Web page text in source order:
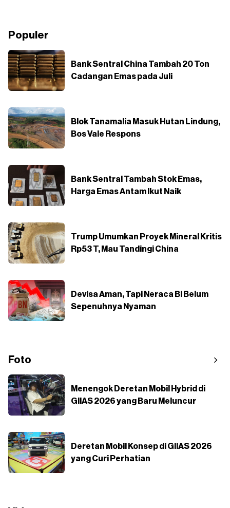
Populer
Bank Sentral China Tambah 20 Ton
Cadangan Emas pada Juli
Blok Tanamalia Masuk Hutan Lindung,
Bos Vale Respons
Bank Sentral Tambah Stok Emas,
Harga Emas Antam Ikut Naik
Trump Umumkan Proyek Mineral Kritis
Rp53 T, Mau Tandingi China
Devisa Aman, Tapi Neraca BI Belum
Sepenuhnya Nyaman
Foto
Menengok Deretan Mobil Hybrid di
GIIAS 2026 yang Baru Meluncur
Deretan Mobil Konsep di GIIAS 2026
yang Curi Perhatian